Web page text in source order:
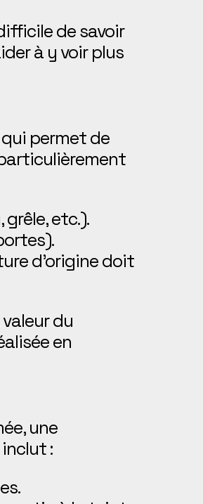
de savoir
à y voir plus
permet de
etc.).
d’origine doit
du
en
une
inclut :